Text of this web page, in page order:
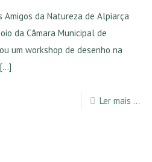
Amigos da Natureza de Alpiarça
da Câmara Municipal de
um workshop de desenho na
Ler mais ...